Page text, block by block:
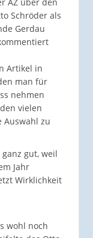
Schröder als
Gerdau
Artikel in
man für
nehmen
vielen
Auswahl zu
gut, weil
Jahr
Wirklichkeit
wohl noch